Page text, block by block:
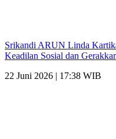
Srikandi ARUN Linda
Keadilan Sosial dan
22 Juni 2026 | 17:38 WIB